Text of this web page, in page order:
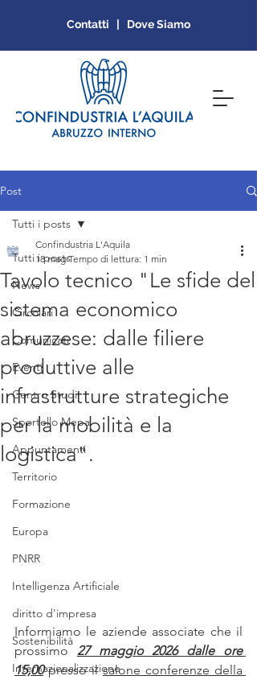
Contatti | Dove Siamo
Post
Tutti i posts
News
Circolari
Comunicati
Eventi
Centro Studi
Sportello Mepa
Appuntamenti
Territorio
Formazione
Europa
PNRR
Intelligenza Artificiale
diritto d'impresa
Sostenibilità
Internazionalizzazione
Tutti i posts
Tavolo tecnico "Le sfide del
sistema economico
abruzzese: dalle filiere
produttive alle
infrastrutture strategiche
per la mobilità e la
logistica".
Confindustria L'Aquila
18 mag Tempo di lettura: 1 min
Informiamo le aziende associate che il
prossimo 27 maggio 2026 dalle ore
15,00 presso il salone conferenze della